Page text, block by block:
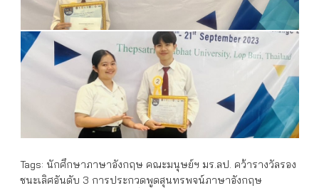
Tags: นักศึกษาภาษาอังกฤษ คณะมนุษย์ฯ มร.ลป. คว้ารางวัลรอง
ชนะเลิศอันดับ 3 การประกวดพูดสุนทรพจน์ภาษาอังกฤษ